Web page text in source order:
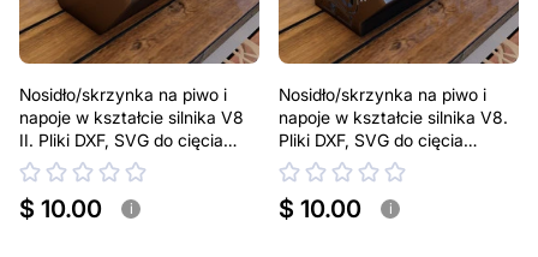
Nosidło/skrzynka na piwo i
napoje w kształcie silnika V8
II. Pliki DXF, SVG do cięcia
plazmowego i laserowego. Na
puszki 330 ml i 500 ml
$ 10.00 i
Nosidło/skrzynka na piwo i
napoje w kształcie silnika V8.
Pliki DXF, SVG do cięcia
plazmowego i laserowego. Na
puszki 330 ml i 500 ml
$ 10.00 i